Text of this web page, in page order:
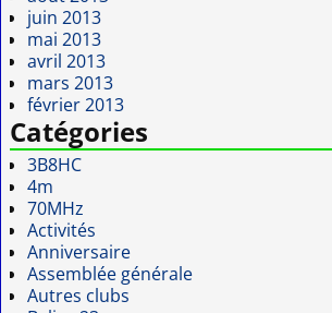
juin 2013
mai 2013
avril 2013
mars 2013
février 2013
Catégories
3B8HC
4m
70MHz
Activités
Anniversaire
Assemblée générale
Autres clubs